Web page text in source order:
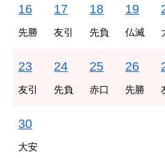
16
先勝
17
友引
18
先負
19
仏滅
23
友引
24
先負
25
赤口
26
先勝
30
大安